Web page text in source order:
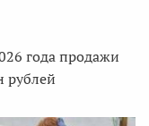
года продажи
рублей